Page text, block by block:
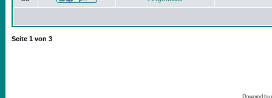
Seite 1 von 3
Powered by